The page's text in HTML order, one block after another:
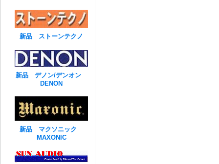
新品 ストーンテクノ
新品 デノン/デンオン
DENON
新品 マクソニック
MAXONIC